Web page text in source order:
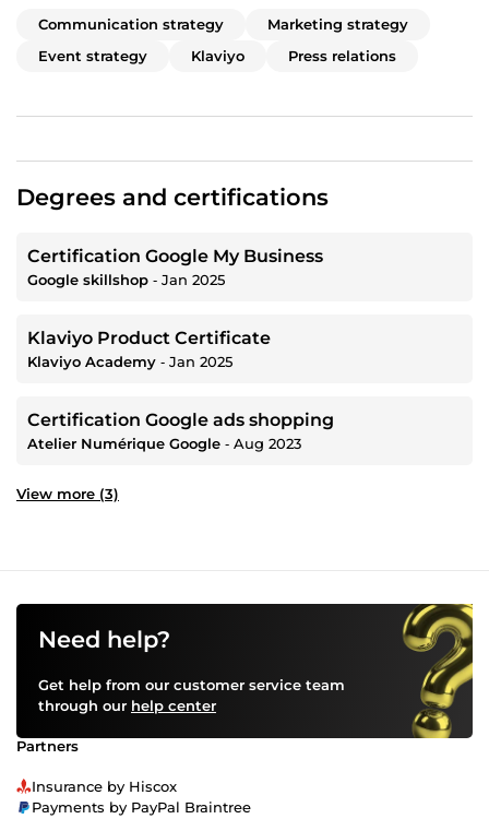
Communication strategy
Marketing strategy
Event strategy
Klaviyo Press relations
Degrees and certifications
Certification Google My Business
Google skillshop ‐ Jan 2025
Klaviyo Product Certificate
Klaviyo Academy ‐ Jan 2025
Certification Google ads shopping
Atelier Numérique Google ‐ Aug 2023
View more (3)
Need help?
Get help from our customer service team
through our help center
Partners
Insurance by Hiscox
Payments by PayPal Braintree